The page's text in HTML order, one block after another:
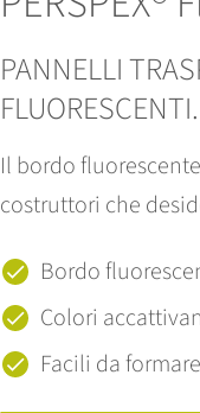
PANNELLI
FLUORESCENTI.
Il bordo
costruttori che
Bordo
Colori
Facili da